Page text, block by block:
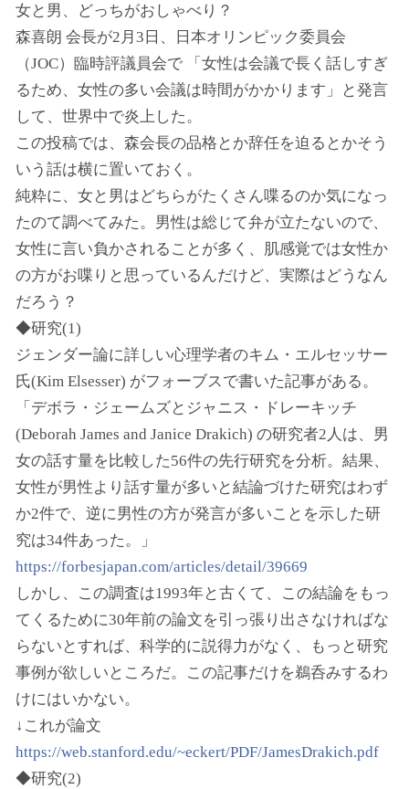
女と男、どっちがおしゃべり？
森喜朗 会長が2月3日、日本オリンピック委員会
（JOC）臨時評議員会で 「女性は会議で長く話しすぎ
るため、女性の多い会議は時間がかかります」と発言
して、世界中で炎上した。
この投稿では、森会長の品格とか辞任を迫るとかそう
いう話は横に置いておく。
純粋に、女と男はどちらがたくさん喋るのか気になっ
たのて調べてみた。男性は総じて弁が立たないので、
女性に言い負かされることが多く、肌感覚では女性か
の方がお喋りと思っているんだけど、実際はどうなん
だろう？
◆研究(1)
ジェンダー論に詳しい心理学者のキム・エルセッサー
氏(Kim Elsesser) がフォーブスで書いた記事がある。
「デボラ・ジェームズとジャニス・ドレーキッチ
(Deborah James and Janice Drakich) の研究者2人は、男
女の話す量を比較した56件の先行研究を分析。結果、
女性が男性より話す量が多いと結論づけた研究はわず
か2件で、逆に男性の方が発言が多いことを示した研
究は34件あった。」
https://forbesjapan.com/articles/detail/39669
しかし、この調査は1993年と古くて、この結論をもっ
てくるために30年前の論文を引っ張り出さなければな
らないとすれば、科学的に説得力がなく、もっと研究
事例が欲しいところだ。この記事だけを鵜呑みするわ
けにはいかない。
↓これが論文
https://web.stanford.edu/~eckert/PDF/JamesDrakich.pdf
◆研究(2)